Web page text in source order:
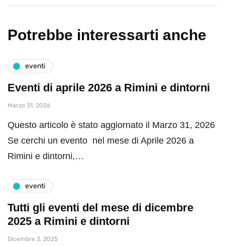
Potrebbe interessarti anche
eventi
Eventi di aprile 2026 a Rimini e dintorni
Marzo 31, 2026
Questo articolo è stato aggiornato il Marzo 31, 2026
Se cerchi un evento nel mese di Aprile 2026 a
Rimini e dintorni,…
eventi
Tutti gli eventi del mese di dicembre
2025 a Rimini e dintorni
Dicembre 3, 2025